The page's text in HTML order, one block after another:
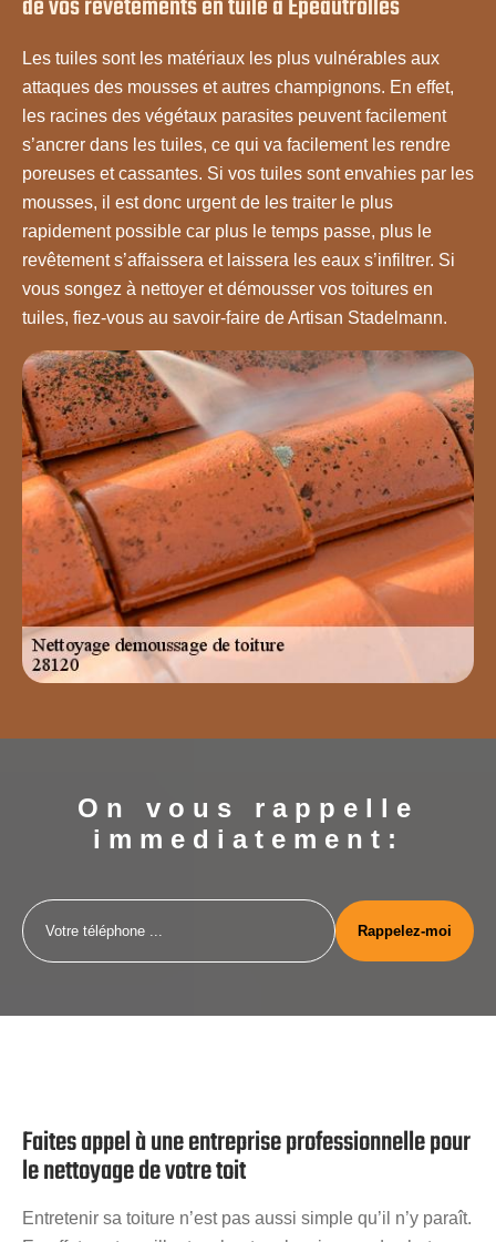
Les tuiles sont les matériaux les plus vulnérables aux
attaques des mousses et autres champignons. En effet,
les racines des végétaux parasites peuvent facilement
s’ancrer dans les tuiles, ce qui va facilement les rendre
poreuses et cassantes. Si vos tuiles sont envahies par les
mousses, il est donc urgent de les traiter le plus
rapidement possible car plus le temps passe, plus le
revêtement s’affaissera et laissera les eaux s’infiltrer. Si
vous songez à nettoyer et démousser vos toitures en
tuiles, fiez-vous au savoir-faire de Artisan Stadelmann.
On vous rappelle
immediatement:
Faites appel à une entreprise professionnelle pour
le nettoyage de votre toit
Entretenir sa toiture n’est pas aussi simple qu’il n’y paraît.